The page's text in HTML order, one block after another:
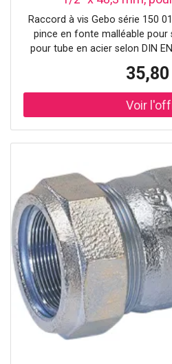
Raccord à vis Gebo série 150
pince en fonte malléable pour
pour tube en acier selon DIN
bâtiments) Air comprimé et
TRBF !) Températures pour
avec eau de chauffage jusqu'à
°C et pour fioul 40 °C Niveaux
Numéro d'enregistrement
gaz DIN 3387-1 Numéro
4502AP1454 Testé VdS à
d'extinction d'incendie) Pour
DIBT Numéro